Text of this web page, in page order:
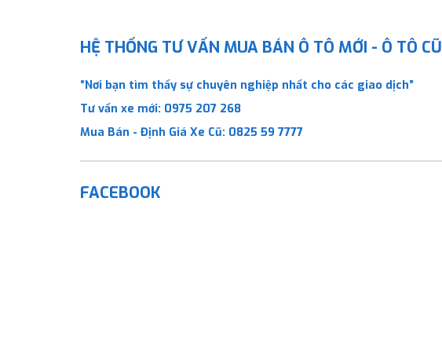
HỆ THỐNG TƯ VẤN MUA BÁN Ô TÔ MỚI - Ô TÔ CŨ
“Nơi bạn tìm thấy sự chuyên nghiệp nhất cho các giao dịch”
Tư vấn xe mới: 0975 207 268
Mua Bán - Định Giá Xe Cũ: 0825 59 7777
FACEBOOK